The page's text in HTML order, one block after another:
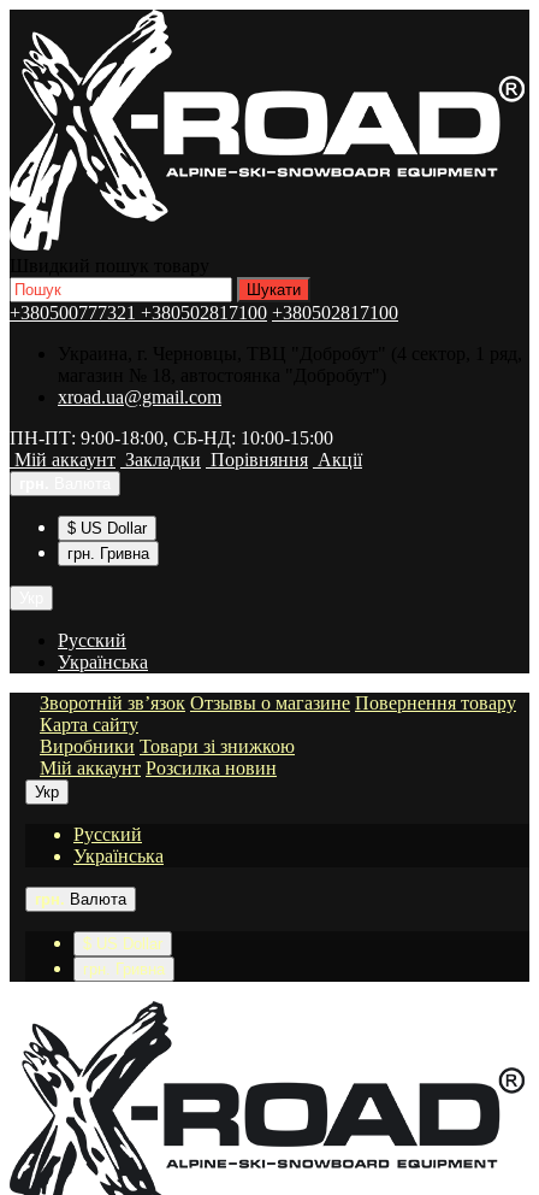
+380500777321 +380502817100 +380502817100
xroad.ua@gmail.com
ПН-ПТ: 9:00-18:00, СБ-НД: 10:00-15:00
Мій аккаунт Закладки Порівняння Акції
$ US Dollar
грн. Гривна
Русский
Українська
Зворотній зв’язок Отзывы о магазине Повернення товару
Карта сайту
Виробники Товари зі знижкою
Мій аккаунт Розсилка новин
Укр
Русский
Українська
грн. Валюта
$ US Dollar
грн. Гривна